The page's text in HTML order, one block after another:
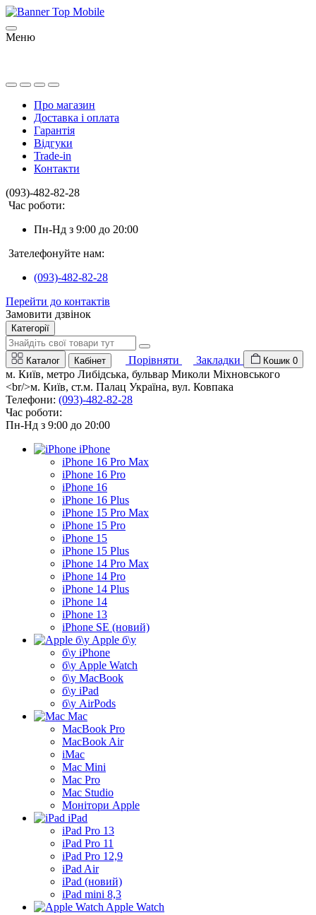
Меню
Про магазин
Доставка і оплата
Гарантія
Відгуки
Trade-in
Контакти
(093)-482-82-28
Час роботи:
Пн-Нд з 9:00 до 20:00
Зателефонуйте нам:
(093)-482-82-28
Перейти до контактів
Замовити дзвінок
Категорії
Каталог Кабінет Порівняти Закладки Кошик 0
м. Київ, метро Либідська, бульвар Миколи Міхновського
<br/>м. Київ, ст.м. Палац Україна, вул. Ковпака
Телефони: (093)-482-82-28
Час роботи:
Пн-Нд з 9:00 до 20:00
iPhone
iPhone 16 Pro Max
iPhone 16 Pro
iPhone 16
iPhone 16 Plus
iPhone 15 Pro Max
iPhone 15 Pro
iPhone 15
iPhone 15 Plus
iPhone 14 Pro Max
iPhone 14 Pro
iPhone 14 Plus
iPhone 14
iPhone 13
iPhone SE (новий)
Apple б\у
б\у iPhone
б\у Apple Watch
б\у MacBook
б\у iPad
б\у AirPods
Mac
MacBook Pro
MacBook Air
iMac
Mac Mini
Mac Pro
Mac Studio
Монітори Apple
iPad
iPad Pro 13
iPad Pro 11
iPad Pro 12,9
iPad Air
iPad (новий)
iPad mini 8,3
Apple Watch